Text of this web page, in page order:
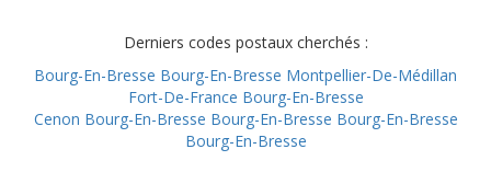
Derniers codes postaux cherchés :
Bourg-En-Bresse Bourg-En-Bresse Montpellier-De-Médillan
Fort-De-France Bourg-En-Bresse
Cenon Bourg-En-Bresse Bourg-En-Bresse Bourg-En-Bresse
Bourg-En-Bresse